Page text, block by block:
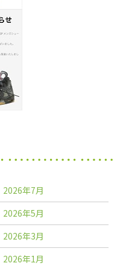
2026年7月
2026年5月
2026年3月
2026年1月